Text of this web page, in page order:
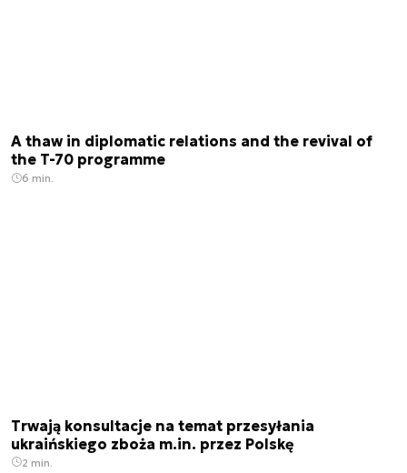
A thaw in diplomatic relations and the revival of
the T-70 programme
6 min.
Trwają konsultacje na temat przesyłania
ukraińskiego zboża m.in. przez Polskę
2 min.